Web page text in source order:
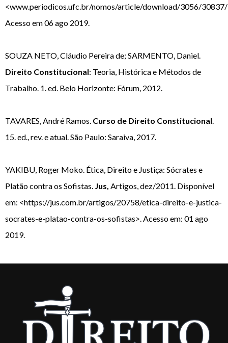
<www.periodicos.ufc.br/nomos/article/download/3056/
Acesso em 06 ago 2019.
SOUZA NETO, Cláudio Pereira de; SARMENTO, Daniel.
Direito Constitucional: Teoria, Histórica e Métodos de
Trabalho. 1. ed. Belo Horizonte: Fórum, 2012.
TAVARES, André Ramos. Curso de Direito Constitucional.
15. ed., rev. e atual. São Paulo: Saraiva, 2017.
YAKIBU, Roger Moko. Ética, Direito e Justiça: Sócrates e
Platão contra os Sofistas. Jus, Artigos, dez/2011. Disponível
em: <https://jus.com.br/artigos/20758/etica-direito-e-justica-
socrates-e-platao-contra-os-sofistas>. Acesso em: 01 ago
2019.